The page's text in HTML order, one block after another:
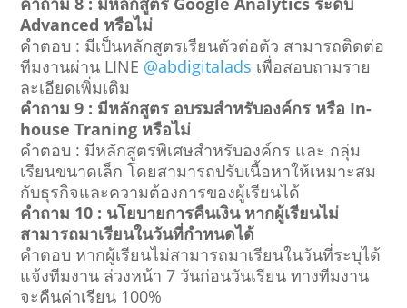
Advanced หรือไม่
คำตอบ : มีเป็นหลักสูตรเรียนตัวต่อตัว สามารถติดต่อ
ทีมงานผ่าน LINE @abdigitalads เพื่อสอบถามราย
ละเอียดเพิ่มเติม
คำถาม 9 : มีหลักสูตร อบรมสำหรับองค์กร หรือ In-
house Traning หรือไม่
คำตอบ : มีหลักสูตรพิเศษสำหรับองค์กร และ กลุ่ม
เรียนขนาดเล็ก โดยสามารถปรับเนื้อหาให้เหมาะสม
กับธุรกิจและความต้องการของผู้เรียนได้
คำถาม 10 : นโยบายการคืนเงิน หากผู้เรียนไม่
สามารถมาเรียนในวันที่กำหนดได้
คำตอบ หากผู้เรียนไม่สามารถมาเรียนในวันที่ระบุได้
แจ้งทีมงาน ล่วงหน้า 7 วันก่อนวันเรียน ทางทีมงาน
จะคืนค่าเรียน 100%